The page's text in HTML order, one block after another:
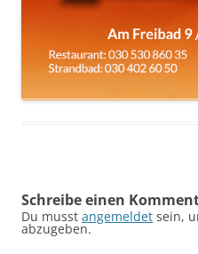
Schreibe einen
Du musst angemeldet sein,
abzugeben.